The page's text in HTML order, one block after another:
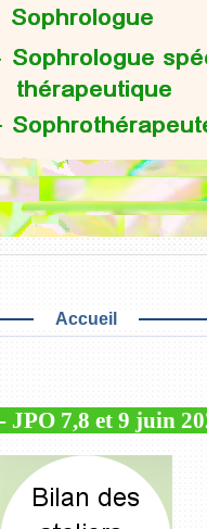
Accueil
JPO 7,8 et 9 juin